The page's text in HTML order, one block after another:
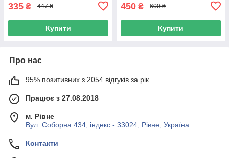
335 ₴ 447 ₴
Купити
450 ₴ 600 ₴
Купити
Про нас
95% позитивних з 2054 відгуків за рік
Працює з 27.08.2018
м. Рівне
Вул. Соборна 434, індекс - 33024, Рівне, Україна
Контакти